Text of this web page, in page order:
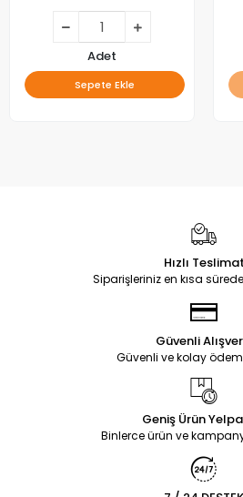
Adet
Sepete Ekle
Hızlı Teslimat
Siparişleriniz en kısa
Güvenli
Güvenli ve kolay
Geniş Ürün
Binlerce ürün ve